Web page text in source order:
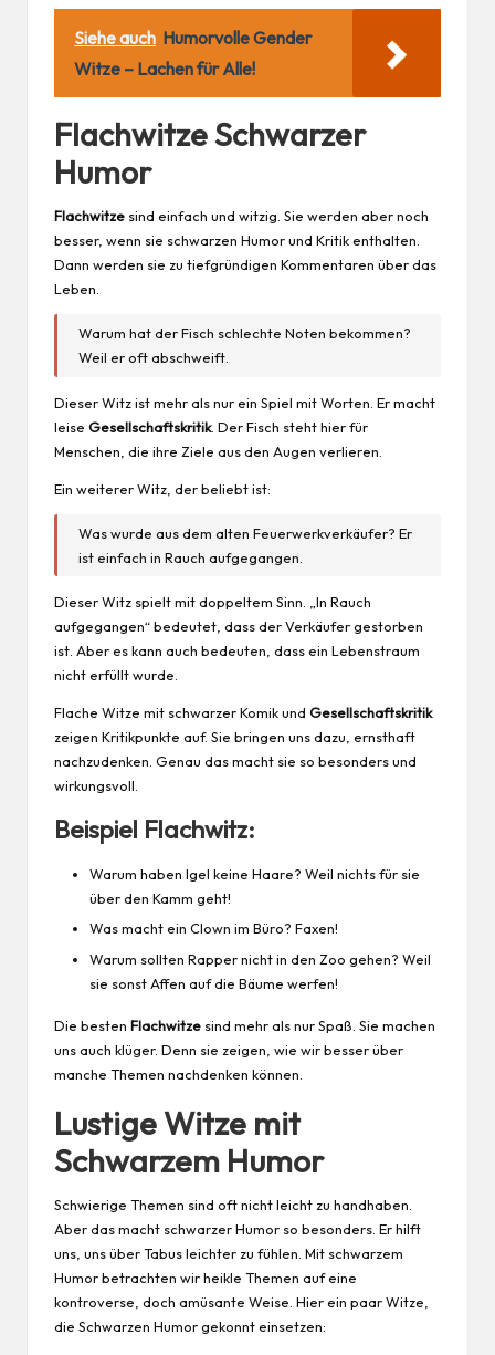
Siehe auch Humorvolle Gender
Witze – Lachen für Alle!
Flachwitze Schwarzer
Humor
Flachwitze sind einfach und witzig. Sie werden aber noch
besser, wenn sie schwarzen Humor und Kritik enthalten.
Dann werden sie zu tiefgründigen Kommentaren über das
Leben.
Warum hat der Fisch schlechte Noten bekommen?
Weil er oft abschweift.
Dieser Witz ist mehr als nur ein Spiel mit Worten. Er macht
leise Gesellschaftskritik. Der Fisch steht hier für
Menschen, die ihre Ziele aus den Augen verlieren.
Ein weiterer Witz, der beliebt ist:
Was wurde aus dem alten Feuerwerkverkäufer? Er
ist einfach in Rauch aufgegangen.
Dieser Witz spielt mit doppeltem Sinn. „In Rauch
aufgegangen“ bedeutet, dass der Verkäufer gestorben
ist. Aber es kann auch bedeuten, dass ein Lebenstraum
nicht erfüllt wurde.
Flache Witze mit schwarzer Komik und Gesellschaftskritik
zeigen Kritikpunkte auf. Sie bringen uns dazu, ernsthaft
nachzudenken. Genau das macht sie so besonders und
wirkungsvoll.
Beispiel Flachwitz:
Warum haben Igel keine Haare? Weil nichts für sie
über den Kamm geht!
Was macht ein Clown im Büro? Faxen!
Warum sollten Rapper nicht in den Zoo gehen? Weil
sie sonst Affen auf die Bäume werfen!
Die besten Flachwitze sind mehr als nur Spaß. Sie machen
uns auch klüger. Denn sie zeigen, wie wir besser über
manche Themen nachdenken können.
Lustige Witze mit
Schwarzem Humor
Schwierige Themen sind oft nicht leicht zu handhaben.
Aber das macht schwarzer Humor so besonders. Er hilft
uns, uns über Tabus leichter zu fühlen. Mit schwarzem
Humor betrachten wir heikle Themen auf eine
kontroverse, doch amüsante Weise. Hier ein paar Witze,
die Schwarzen Humor gekonnt einsetzen: